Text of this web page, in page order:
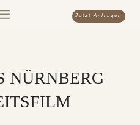
Jetzt Anfragen
NÜRNBERG